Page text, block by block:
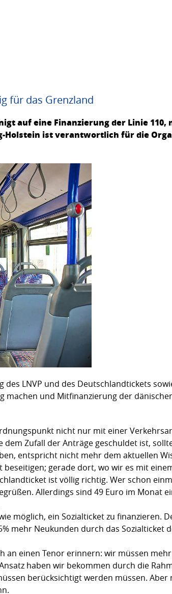
für das Grenzland
auf eine Finanzierung der Linie 110,
Holstein ist verantwortlich für die
des LNVP und des Deutschlandtickets
und Mitfinanzierung der
nicht nur mit einer
Zufall der Anträge geschuldet ist,
entspricht nicht mehr dem aktuellen
gerade dort, wo wir es mit
ist völlig richtig. Wer schon
Allerdings sind 49 Euro im Monat
möglich, ein Sozialticket zu finanzieren.
mehr Neukunden durch das Sozialticket
an einen Tenor erinnern: wir müssen
haben wir bekommen durch die
berücksichtigt werden müssen. Aber